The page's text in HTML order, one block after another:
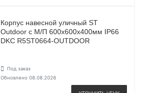
Корпус навесной уличный ST
Outdoor с М/П 600х600х400мм IP66
DKC R5ST0664-OUTDOOR
Под заказ
Обновлено 08.08.2026